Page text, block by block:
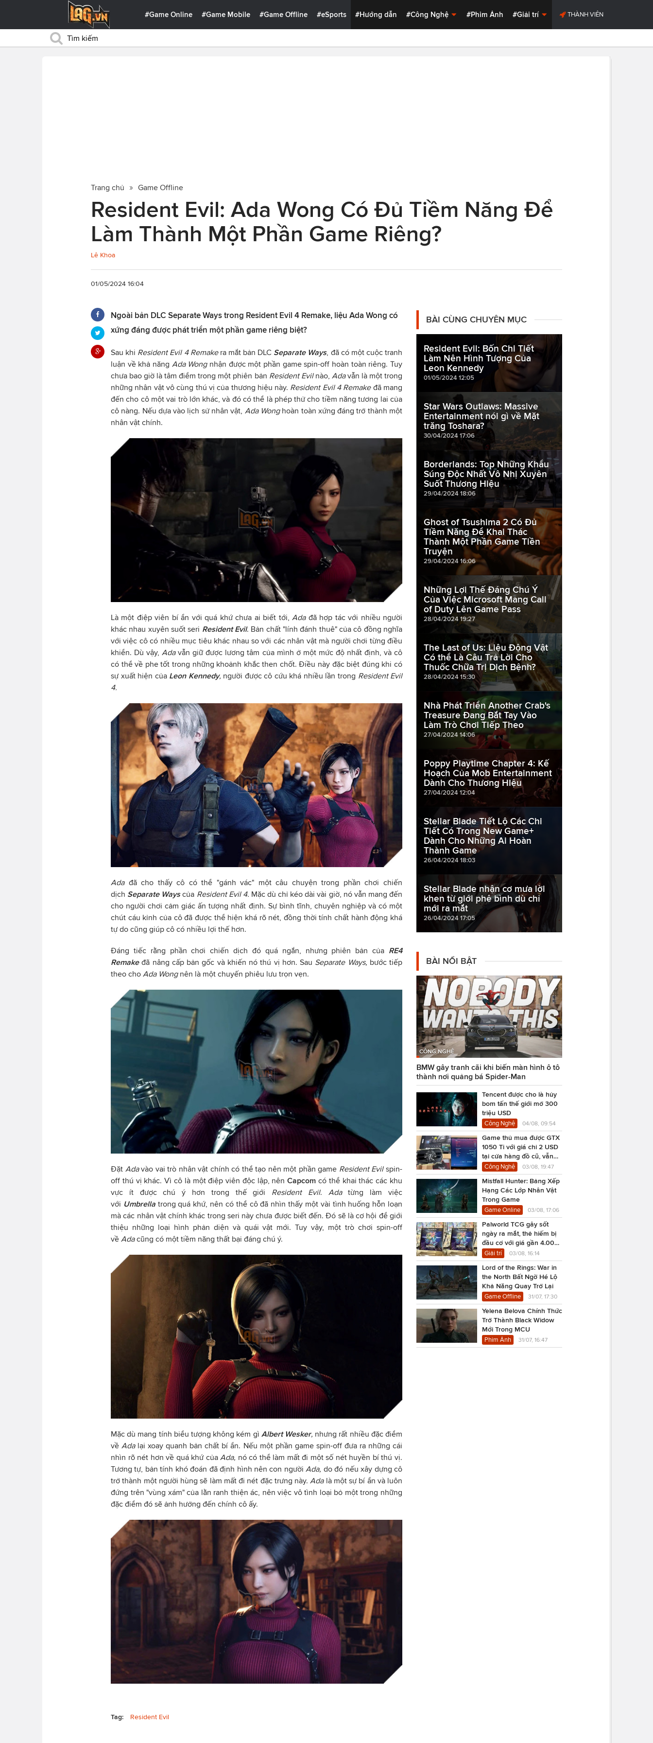
#Game Online #Game Mobile #Game Offline #eSports #Hướng dẫn #Công Nghệ #Phim Ảnh #Giải trí THÀNH VIÊN
Trang chủ Game Offline
Resident Evil: Ada Wong Có Đủ Tiềm Năng Để
Làm Thành Một Phần Game Riêng?
Lê Khoa
01/05/2024 16:04
Ngoài bản DLC Separate Ways trong Resident Evil 4 Remake, liệu Ada Wong có
xứng đáng được phát triển một phần game riêng biệt?
Sau khi Resident Evil 4 Remake ra mắt bản DLC Separate Ways, đã có một cuộc tranh
luận về khả năng Ada Wong nhận được một phần game spin-off hoàn toàn riêng. Tuy
chưa bao giờ là tâm điểm trong một phiên bản Resident Evil nào, Adavẫn là một trong
những nhân vật vô cùng thú vị của thương hiệu này. Resident Evil 4 Remakeđã mang
đến cho cô một vai trò lớn khác, và đó có thể là phép thử cho tiềm năng tương lai của
cô nàng. Nếu dựa vào lịch sử nhân vật, Ada Wong hoàn toàn xứng đáng trở thành một
nhân vật chính.
Là một điệp viên bí ẩn với quá khứ chưa ai biết tới, Adađã hợp tác với nhiều người
khác nhau xuyên suốt seri Resident Evil. Bản chất "lính đánh thuê" của cô đồng nghĩa
với việc cô có nhiều mục tiêu khác nhau so với các nhân vật mà người chơi từng điều
khiển. Dù vậy, Adavẫn giữ được lương tâm của mình ở một mức độ nhất định, và cô
có thể về phe tốt trong những khoảnh khắc then chốt. Điều này đặc biệt đúng khi có
sự xuất hiện của Leon Kennedy, người được cô cứu khá nhiều lần trong Resident Evil
4.
Adađã cho thấy cô có thể "gánh vác" một câu chuyện trong phần chơi chiến
dịch Separate Wayscủa Resident Evil 4. Mặc dù chỉ kéo dài vài giờ, nó vẫn mang đến
cho người chơi cảm giác ấn tượng nhất định. Sự bình tĩnh, chuyên nghiệp và có một
chút cáu kỉnh của cô đã được thể hiện khá rõ nét, đồng thời tính chất hành động khá
tự do cũng giúp cô có nhiều lợi thế hơn.
Đáng tiếc rằng phần chơi chiến dịch đó quá ngắn, nhưng phiên bản của RE4
Remakeđã nâng cấp bản gốc và khiến nó thú vị hơn. Sau Separate Ways, bước tiếp
theo cho Ada Wong nên là một chuyến phiêu lưu trọn vẹn.
Đặt Adavào vai trò nhân vật chính có thể tạo nên một phần game Resident Evilspin-
off thú vị khác. Vì cô là một điệp viên độc lập, nênCapcomcó thể khai thác các khu
vực ít được chú ý hơn trong thế giới Resident Evil. Adatừng làm việc
với Umbrella trong quá khứ, nên có thể cô đã nhìn thấy một vài tình huống hỗn loạn
mà các nhân vật chính khác trong seri này chưa được biết đến. Đó sẽ là cơ hội để giới
thiệu những loại hình phản diện và quái vật mới. Tuy vậy, một trò chơi spin-off
về Adacũng có một tiềm năng thất bại đáng chú ý.
Mặc dù mang tính biểu tượng không kém gì Albert Wesker, nhưng rất nhiều đặc điểm
về Adalại xoay quanh bản chất bí ẩn. Nếu một phần game spin-off đưa ra những cái
nhìn rõ nét hơn về quá khứ của Ada, nó có thể làm mất đi một số nét huyền bí thú vị.
Tương tự, bản tính khó đoán đã định hình nên con người Ada, do đó nếu xây dựng cô
trở thành một người hùng sẽ làm mất đi nét đặc trưng này. Ada là một sự bí ẩn và luôn
đứng trên "vùng xám" của lằn ranh thiện ác, nên việc vô tình loại bỏ một trong những
đặc điểm đó sẽ ảnh hưởng đến chính cô ấy.
Tag: Resident Evil
BÀI CÙNG CHUYÊN MỤC
Resident Evil: Bốn Chi Tiết
Làm Nên Hình Tượng Của
Leon Kennedy
01/05/2024 12:05
Star Wars Outlaws: Massive
Entertainment nói gì về Mặt
trăng Toshara?
30/04/2024 17:06
Borderlands: Top Những Khẩu
Súng Độc Nhất Vô Nhị Xuyên
Suốt Thương Hiệu
29/04/2024 18:06
Ghost of Tsushima 2 Có Đủ
Tiềm Năng Để Khai Thác
Thành Một Phần Game Tiền
Truyện
29/04/2024 16:06
Những Lợi Thế Đáng Chú Ý
Của Việc Microsoft Mang Call
of Duty Lên Game Pass
28/04/2024 19:27
The Last of Us: Liệu Động Vật
Có thể Là Câu Trả Lời Cho
Thuốc Chữa Trị Dịch Bệnh?
28/04/2024 15:30
Nhà Phát Triển Another Crab's
Treasure Đang Bắt Tay Vào
Làm Trò Chơi Tiếp Theo
27/04/2024 14:06
Poppy Playtime Chapter 4: Kế
Hoạch Của Mob Entertainment
Dành Cho Thương HIệu
27/04/2024 12:04
Stellar Blade Tiết Lộ Các Chi
Tiết Có Trong New Game+
Dành Cho Những Ai Hoàn
Thành Game
26/04/2024 18:03
Stellar Blade nhận cơ mưa lời
khen từ giới phê bình dù chỉ
mới ra mắt
26/04/2024 17:05
BÀI NỔI BẬT
CÔNG NGHỆ
BMW gây tranh cãi khi biến màn hình ô tô
thành nơi quảng bá Spider-Man
Tencent được cho là hủy
bom tấn thế giới mở 300
triệu USD
Công Nghệ 04/08, 09:54
Game thủ mua được GTX
1050 Ti với giá chỉ 2 USD
tại cửa hàng đồ cũ, vẫn
chạy Cyberpunk 2077
Công Nghệ 03/08, 19:47
Mistfall Hunter: Bảng Xếp
Hạng Các Lớp Nhân Vật
Trong Game
Game Online 03/08, 17:06
Palworld TCG gây sốt
ngày ra mắt, thẻ hiếm bị
đầu cơ với giá gần 4.000
USD
Giải trí 03/08, 16:14
Lord of the Rings: War in
the North Bất Ngờ Hé Lộ
Khả Năng Quay Trở Lại
Game Offline 31/07, 17:30
Yelena Belova Chính Thức
Trở Thành Black Widow
Mới Trong MCU
Phim Ảnh 31/07, 16:47